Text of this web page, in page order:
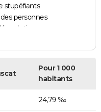
stupéfiants
personnes
Pour 1 000
habitants
24,79 ‰